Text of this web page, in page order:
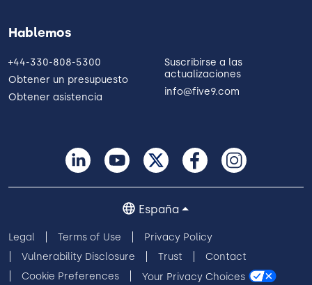
Hablemos
+44-330-808-5300
Obtener un presupuesto
Obtener asistencia
Suscribirse a las
actualizaciones
info@five9.com
Legal Terms of Use
Privacy Policy
Vulnerability Disclosure
Trust
Contact
Cookie Preferences
Your Privacy Choices
España